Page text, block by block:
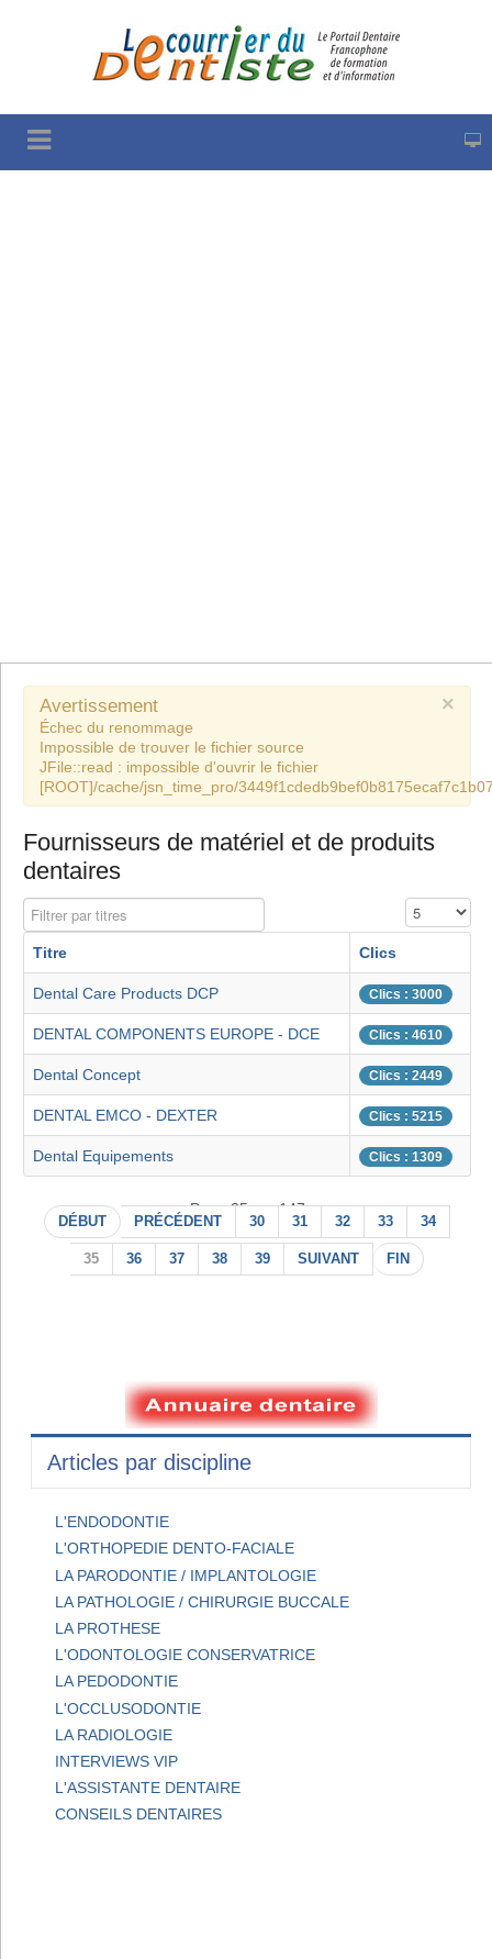
×
Avertissement
Échec du renommage
Impossible de trouver le fichier source
JFile::read : impossible d'ouvrir le fichier
[ROOT]/cache/jsn_time_pro/
Fournisseurs de matériel et de produits
dentaires
Filtrer par titres Affichage #
Titre Clics
Dental Care Products DCP Clics : 3000
DENTAL COMPONENTS EUROPE - DCE Clics : 4610
Dental Concept Clics : 2449
DENTAL EMCO - DEXTER Clics : 5215
Dental Equipements Clics : 1309
Page 35 sur 147
DÉBUT PRÉCÉDENT 30 31 32 33 34
35 36 37 38 39 SUIVANT FIN
Articles par discipline
L'ENDODONTIE
L'ORTHOPEDIE DENTO-FACIALE
LA PARODONTIE / IMPLANTOLOGIE
LA PATHOLOGIE / CHIRURGIE BUCCALE
LA PROTHESE
L'ODONTOLOGIE CONSERVATRICE
LA PEDODONTIE
L'OCCLUSODONTIE
LA RADIOLOGIE
INTERVIEWS VIP
L'ASSISTANTE DENTAIRE
CONSEILS DENTAIRES